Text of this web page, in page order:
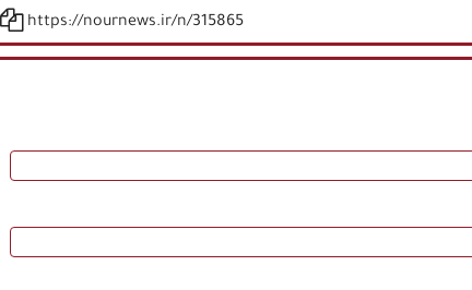
https://nournews.ir/n/315865